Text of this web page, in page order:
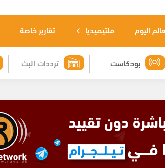
اليوم ملتيميديا تقارير خاصة
ترددات البث بودكاست